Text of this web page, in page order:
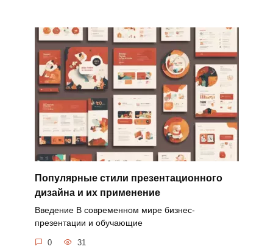
Популярные стили презентационного
дизайна и их применение
Введение В современном мире бизнес-
презентации и обучающие
0 31